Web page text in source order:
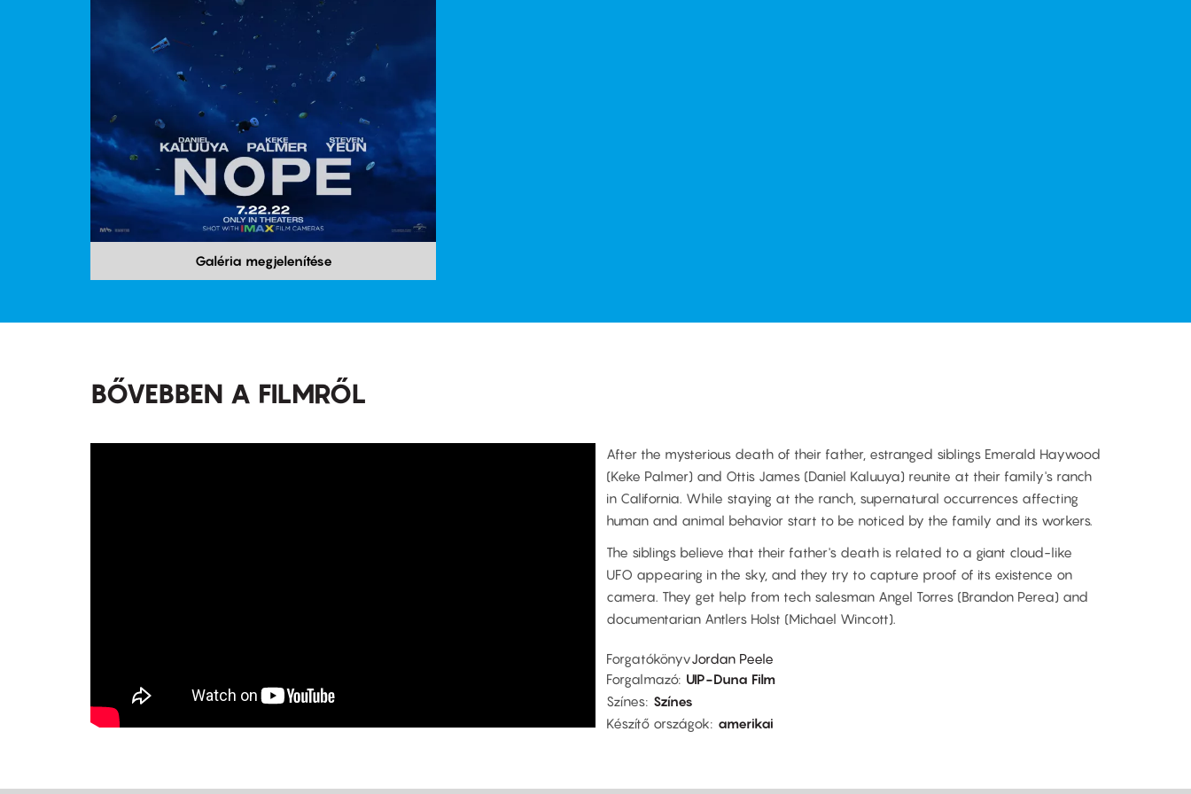
Galéria megjelenítése
BŐVEBBEN A FILMRŐL
After the mysterious death of their father, estranged siblings Emerald Haywood
(Keke Palmer) and Ottis James (Daniel Kaluuya) reunite at their family's ranch
in California. While staying at the ranch, supernatural occurrences affecting
human and animal behavior start to be noticed by the family and its workers.
The siblings believe that their father's death is related to a giant cloud-like
UFO appearing in the sky, and they try to capture proof of its existence on
camera. They get help from tech salesman Angel Torres (Brandon Perea) and
documentarian Antlers Holst (Michael Wincott).
ForgatókönyvJordan Peele
Forgalmazó UIP-Duna Film
Színes Színes
Készítő országok
amerikai